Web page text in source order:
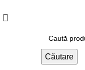
Căutare